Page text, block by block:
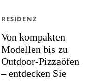
Von kompakten
Modellen bis zu
Outdoor-Pizzaöfen
– entdecken Sie
RESIDENZ